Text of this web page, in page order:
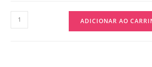
ADICIONAR AO